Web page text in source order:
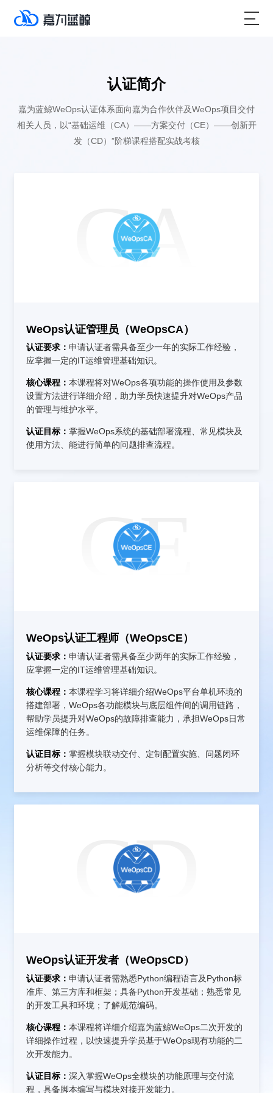
认证简介
嘉为蓝鲸WeOps认证体系面向嘉为合作伙伴及WeOps项目交付
相关人员，以“基础运维（CA）——方案交付（CE）——创新开
发（CD）”阶梯课程搭配实战考核
CA
WeOps认证管理员（WeOpsCA）
认证要求：申请认证者需具备至少一年的实际工作经验，
应掌握一定的IT运维管理基础知识。
核心课程：本课程将对WeOps各项功能的操作使用及参数
设置方法进行详细介绍，助力学员快速提升对WeOps产品
的管理与维护水平。
认证目标：掌握WeOps系统的基础部署流程、常见模块及
使用方法、能进行简单的问题排查流程。
CE
WeOps认证工程师（WeOpsCE）
认证要求：申请认证者需具备至少两年的实际工作经验，
应掌握一定的IT运维管理基础知识。
核心课程：本课程学习将详细介绍WeOps平台单机环境的
搭建部署，WeOps各功能模块与底层组件间的调用链路，
帮助学员提升对WeOps的故障排查能力，承担WeOps日常
运维保障的任务。
认证目标：掌握模块联动交付、定制配置实施、问题闭环
分析等交付核心能力。
CD
WeOps认证开发者（WeOpsCD）
认证要求：申请认证者需熟悉Python编程语言及Python标
准库、第三方库和框架；具备Python开发基础；熟悉常见
的开发工具和环境；了解规范编码。
核心课程：本课程将详细介绍嘉为蓝鲸WeOps二次开发的
详细操作过程，以快速提升学员基于WeOps现有功能的二
次开发能力。
认证目标：深入掌握WeOps全模块的功能原理与交付流
程，具备脚本编写与模块对接开发能力。